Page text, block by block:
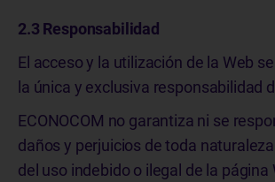
2.3 Responsabilidad
El acceso y la utilización de la Web
la única y exclusiva responsabilidad
ECONOCOM no garantiza ni se
daños y perjuicios de toda
del uso indebido o ilegal de la página